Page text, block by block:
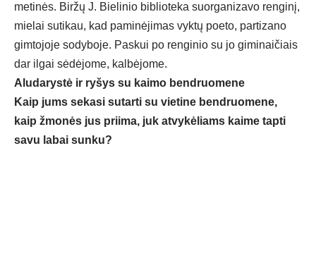
metinės. Biržų J. Bielinio biblioteka suorganizavo renginį,
mielai sutikau, kad paminėjimas vyktų poeto, partizano
gimtojoje sodyboje. Paskui po renginio su jo giminaičiais
dar ilgai sėdėjome, kalbėjome.
Aludarystė ir ryšys su kaimo bendruomene
Kaip jums sekasi sutarti su vietine bendruomene,
kaip žmonės jus priima, juk atvykėliams kaime tapti
savu labai sunku?